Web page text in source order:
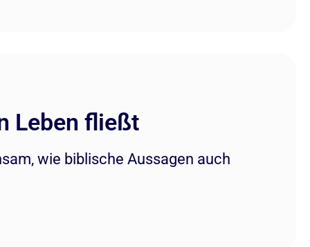
Leben fließt
wie biblische Aussagen auch